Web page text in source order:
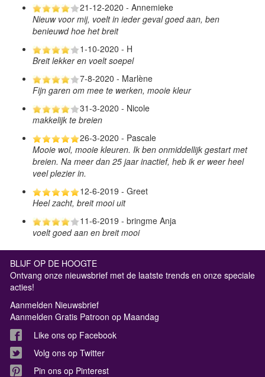
21-12-2020 - Annemieke
Nieuw voor mij, voelt in ieder geval goed aan, ben
benieuwd hoe het breit
1-10-2020 - H
Breit lekker en voelt soepel
7-8-2020 - Marlène
Fijn garen om mee te werken, mooie kleur
31-3-2020 - Nicole
makkelijk te breien
26-3-2020 - Pascale
Mooie wol, mooie kleuren. Ik ben onmiddellijk gestart met
breien. Na meer dan 25 jaar inactief, heb ik er weer heel
veel plezier in.
12-6-2019 - Greet
Heel zacht, breit mooi uit
11-6-2019 - bringme Anja
voelt goed aan en breit mooi
BLIJF OP DE HOOGTE
Ontvang onze nieuwsbrief met de laatste trends en onze speciale
acties!
Aanmelden Nieuwsbrief
Aanmelden Gratis Patroon op Maandag
Like ons op Facebook
Volg ons op Twitter
Pin ons op Pinterest